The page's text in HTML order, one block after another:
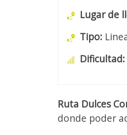
Lugar de
Tipo:
Dificultad:
Ruta Dulces
donde poder